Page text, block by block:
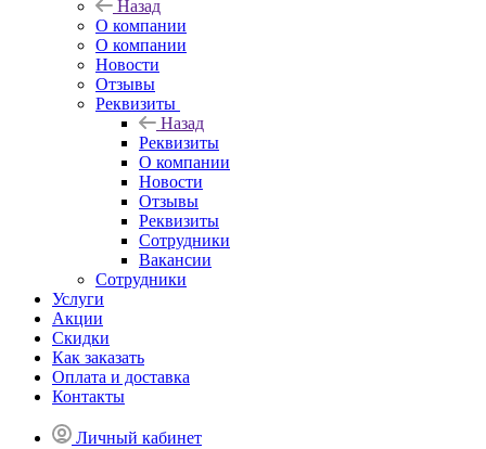
Назад
О компании
О компании
Новости
Отзывы
Реквизиты
Назад
Реквизиты
О компании
Новости
Отзывы
Реквизиты
Сотрудники
Вакансии
Сотрудники
Услуги
Акции
Скидки
Как заказать
Оплата и доставка
Контакты
Личный кабинет